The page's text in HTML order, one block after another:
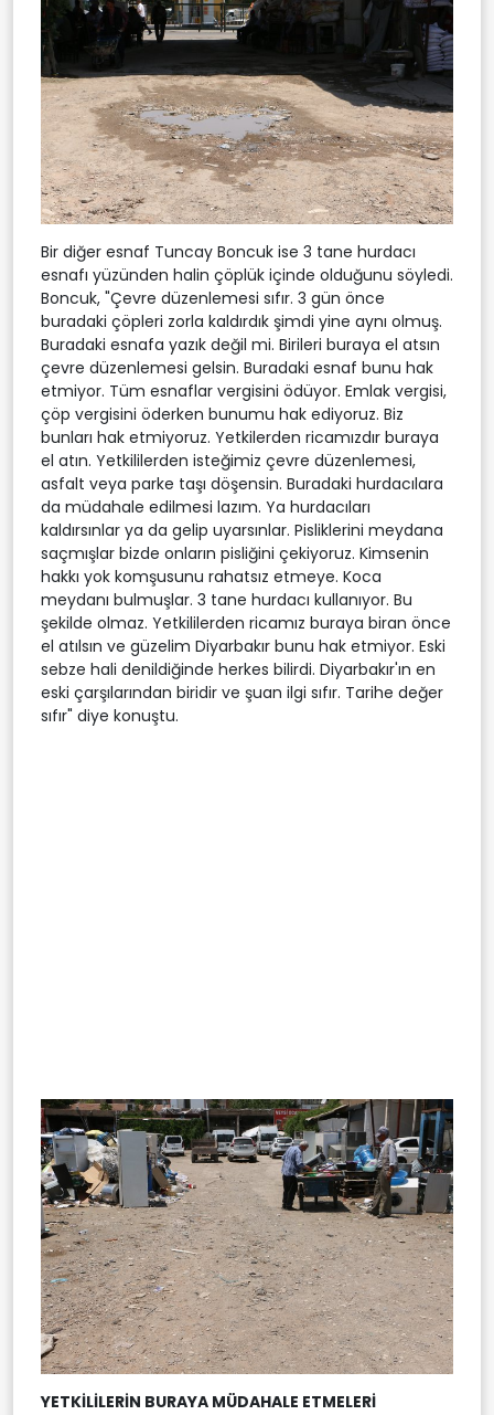
Bir diğer esnaf Tuncay Boncuk ise 3 tane hurdacı
esnafı yüzünden halin çöplük içinde olduğunu söyledi.
Boncuk, "Çevre düzenlemesi sıfır. 3 gün önce
buradaki çöpleri zorla kaldırdık şimdi yine aynı olmuş.
Buradaki esnafa yazık değil mi. Birileri buraya el atsın
çevre düzenlemesi gelsin. Buradaki esnaf bunu hak
etmiyor. Tüm esnaflar vergisini ödüyor. Emlak vergisi,
çöp vergisini öderken bunumu hak ediyoruz. Biz
bunları hak etmiyoruz. Yetkilerden ricamızdır buraya
el atın. Yetkililerden isteğimiz çevre düzenlemesi,
asfalt veya parke taşı döşensin. Buradaki hurdacılara
da müdahale edilmesi lazım. Ya hurdacıları
kaldırsınlar ya da gelip uyarsınlar. Pisliklerini meydana
saçmışlar bizde onların pisliğini çekiyoruz. Kimsenin
hakkı yok komşusunu rahatsız etmeye. Koca
meydanı bulmuşlar. 3 tane hurdacı kullanıyor. Bu
şekilde olmaz. Yetkililerden ricamız buraya biran önce
el atılsın ve güzelim Diyarbakır bunu hak etmiyor. Eski
sebze hali denildiğinde herkes bilirdi. Diyarbakır'ın en
eski çarşılarından biridir ve şuan ilgi sıfır. Tarihe değer
sıfır" diye konuştu.
YETKİLİLERİN BURAYA MÜDAHALE ETMELERİ